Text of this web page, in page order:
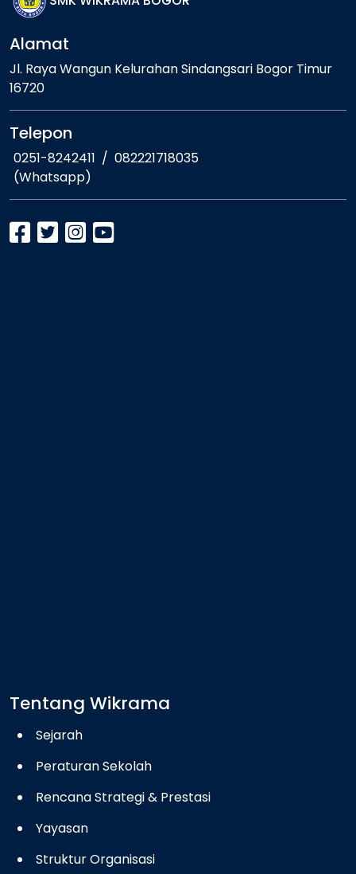
Alamat
Jl. Raya Wangun Kelurahan Sindangsari Bogor Timur
16720
Telepon
0251-8242411 / 082221718035
(Whatsapp)
Tentang Wikrama
Sejarah
Peraturan Sekolah
Rencana Strategi & Prestasi
Yayasan
Struktur Organisasi